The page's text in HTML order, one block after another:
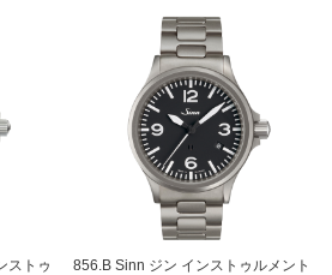
ストゥ
856.B Sinn ジン インストゥルメント